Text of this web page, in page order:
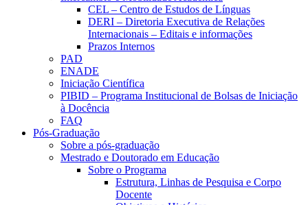
CEL – Centro de Estudos de Línguas
DERI – Diretoria Executiva de Relações
Internacionais – Editais e informações
Prazos Internos
PAD
ENADE
Iniciação Científica
PIBID – Programa Institucional de Bolsas de Iniciação
à Docência
FAQ
Pós-Graduação
Sobre a pós-graduação
Mestrado e Doutorado em Educação
Sobre o Programa
Estrutura, Linhas de Pesquisa e Corpo
Docente